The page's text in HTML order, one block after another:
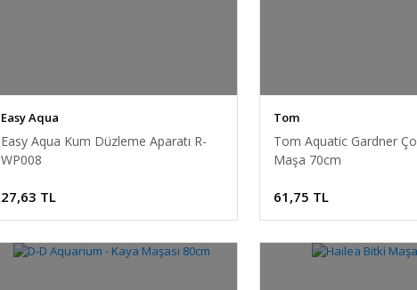
Easy Aqua
Easy Aqua Kum Düzleme Aparatı R-
WP008
27,63 TL
Tom
Tom Aquatic Gardner
Maşa 70cm
61,75 TL